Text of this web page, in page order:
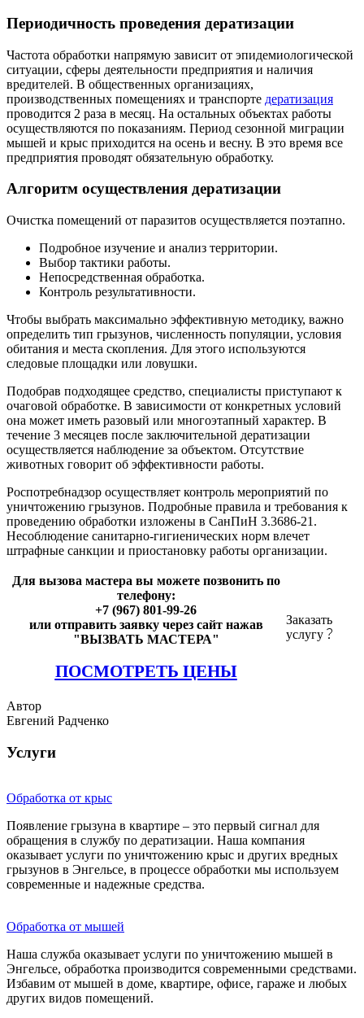
Периодичность проведения дератизации
Частота обработки напрямую зависит от эпидемиологической
ситуации, сферы деятельности предприятия и наличия
вредителей. В общественных организациях,
производственных помещениях и транспорте дератизация
проводится 2 раза в месяц. На остальных объектах работы
осуществляются по показаниям. Период сезонной миграции
мышей и крыс приходится на осень и весну. В это время все
предприятия проводят обязательную обработку.
Алгоритм осуществления дератизации
Очистка помещений от паразитов осуществляется поэтапно.
Подробное изучение и анализ территории.
Выбор тактики работы.
Непосредственная обработка.
Контроль результативности.
Чтобы выбрать максимально эффективную методику, важно
определить тип грызунов, численность популяции, условия
обитания и места скопления. Для этого используются
следовые площадки или ловушки.
Подобрав подходящее средство, специалисты приступают к
очаговой обработке. В зависимости от конкретных условий
она может иметь разовый или многоэтапный характер. В
течение 3 месяцев после заключительной дератизации
осуществляется наблюдение за объектом. Отсутствие
животных говорит об эффективности работы.
Роспотребнадзор осуществляет контроль мероприятий по
уничтожению грызунов. Подробные правила и требования к
проведению обработки изложены в СанПиН 3.3686-21.
Несоблюдение санитарно-гигиенических норм влечет
штрафные санкции и приостановку работы организации.
Для вызова мастера вы можете позвонить по
телефону:
+7 (967) 801-99-26
или отправить заявку через сайт нажав
"ВЫЗВАТЬ МАСТЕРА"
ПОСМОТРЕТЬ ЦЕНЫ
Заказать
услугу
Автор
Евгений Радченко
Услуги
Обработка от крыс
Появление грызуна в квартире – это первый сигнал для
обращения в службу по дератизации. Наша компания
оказывает услуги по уничтожению крыс и других вредных
грызунов в Энгельсе, в процессе обработки мы используем
современные и надежные средства.
Обработка от мышей
Наша служба оказывает услуги по уничтожению мышей в
Энгельсе, обработка производится современными средствами.
Избавим от мышей в доме, квартире, офисе, гараже и любых
других видов помещений.